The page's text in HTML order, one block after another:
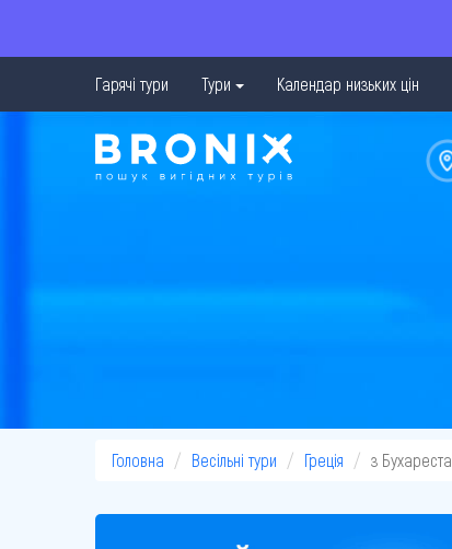
Гарячі тури Тури Календар низьких цін
Головна Весільні тури Греція з Бухареста